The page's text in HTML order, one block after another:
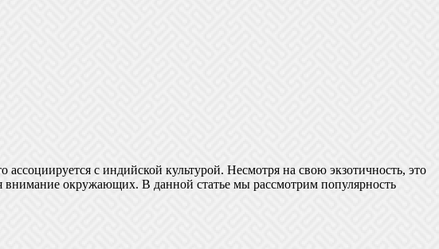
с индийской культурой. Несмотря на свою экзотичность, это
окружающих. В данной статье мы рассмотрим популярность